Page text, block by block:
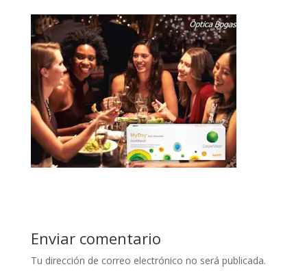
Enviar comentario
Tu dirección de correo electrónico no será publicada.